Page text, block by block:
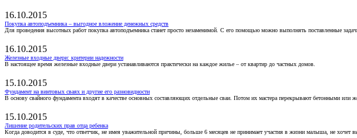
16.10.2015
Покупка автоподъемника – выгодное вложение денежных средств
Для проведения высотных работ покупка автоподъемника станет просто незаменимой. С его помощью можно выполнять поставленные
16.10.2015
Железные входные двери: критерии надежности
В настоящее время железные входные двери устанавливаются практически на каждое жилье – от квартир до частных домов.
15.10.2015
Фундамент на винтовых сваях и другие его разновидности
В основу свайного фундамента входят в качестве основных составляющих отдельные сваи. Потом их мастера перекрывают бетонными или
15.10.2015
Лишение родительских прав отца ребенка
Когда доводится в суде, что ответчик, не имея уважительной причины, больше 6 месяцев не принимает участия в жизни малыша, не